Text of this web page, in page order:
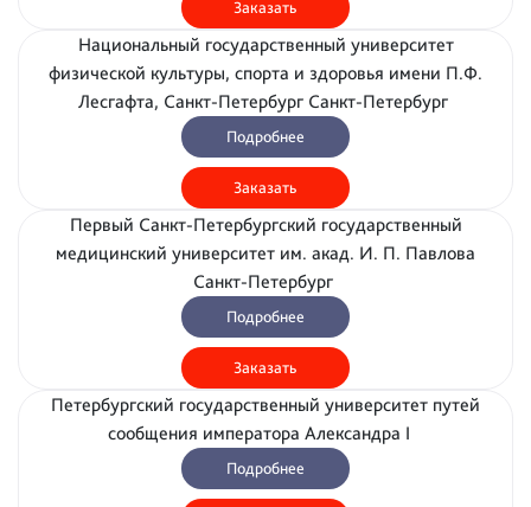
Заказать
Национальный государственный университет
физической культуры, спорта и здоровья имени П.Ф.
Лесгафта, Санкт-Петербург Санкт-Петербург
Подробнее
Заказать
Первый Санкт-Петербургский государственный
медицинский университет им. акад. И. П. Павлова
Санкт-Петербург
Подробнее
Заказать
Петербургский государственный университет путей
сообщения императора Александра I
Подробнее